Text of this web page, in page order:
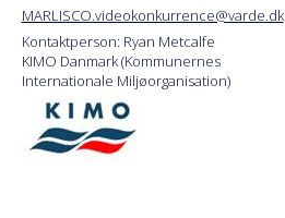
MARLISCO.videokonkurrence@varde.dk
Kontaktperson: Ryan Metcalfe
KIMO Danmark (Kommunernes
Internationale Miljøorganisation)